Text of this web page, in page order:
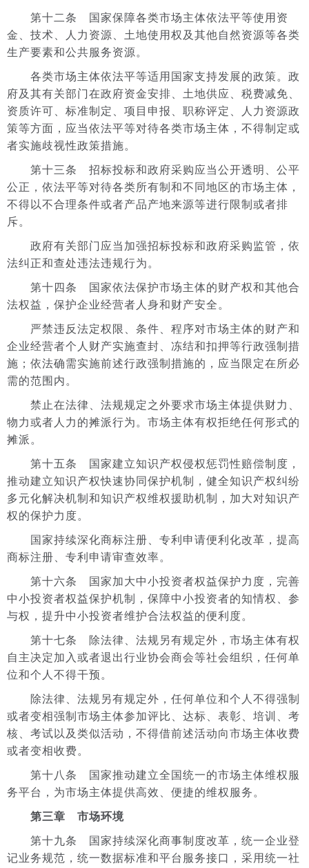
第十二条 国家保障各类市场主体依法平等使用资
金、技术、人力资源、土地使用权及其他自然资源等各类
生产要素和公共服务资源。
各类市场主体依法平等适用国家支持发展的政策。政
府及其有关部门在政府资金安排、土地供应、税费减免、
资质许可、标准制定、项目申报、职称评定、人力资源政
策等方面，应当依法平等对待各类市场主体，不得制定或
者实施歧视性政策措施。
第十三条 招标投标和政府采购应当公开透明、公平
公正，依法平等对待各类所有制和不同地区的市场主体，
不得以不合理条件或者产品产地来源等进行限制或者排
斥。
政府有关部门应当加强招标投标和政府采购监管，依
法纠正和查处违法违规行为。
第十四条 国家依法保护市场主体的财产权和其他合
法权益，保护企业经营者人身和财产安全。
严禁违反法定权限、条件、程序对市场主体的财产和
企业经营者个人财产实施查封、冻结和扣押等行政强制措
施；依法确需实施前述行政强制措施的，应当限定在所必
需的范围内。
禁止在法律、法规规定之外要求市场主体提供财力、
物力或者人力的摊派行为。市场主体有权拒绝任何形式的
摊派。
第十五条 国家建立知识产权侵权惩罚性赔偿制度，
推动建立知识产权快速协同保护机制，健全知识产权纠纷
多元化解决机制和知识产权维权援助机制，加大对知识产
权的保护力度。
国家持续深化商标注册、专利申请便利化改革，提高
商标注册、专利申请审查效率。
第十六条 国家加大中小投资者权益保护力度，完善
中小投资者权益保护机制，保障中小投资者的知情权、参
与权，提升中小投资者维护合法权益的便利度。
第十七条 除法律、法规另有规定外，市场主体有权
自主决定加入或者退出行业协会商会等社会组织，任何单
位和个人不得干预。
除法律、法规另有规定外，任何单位和个人不得强制
或者变相强制市场主体参加评比、达标、表彰、培训、考
核、考试以及类似活动，不得借前述活动向市场主体收费
或者变相收费。
第十八条 国家推动建立全国统一的市场主体维权服
务平台，为市场主体提供高效、便捷的维权服务。
第三章 市场环境
第十九条 国家持续深化商事制度改革，统一企业登
记业务规范，统一数据标准和平台服务接口，采用统一社